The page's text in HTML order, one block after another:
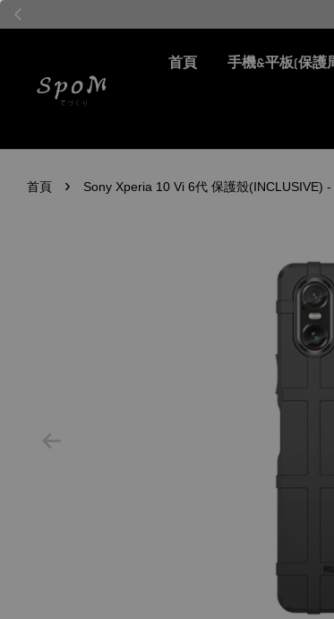
首頁 手機&平板(保護
首頁 › Sony Xperia 10 Vi 6代 保護殼(INCLUSIVE)